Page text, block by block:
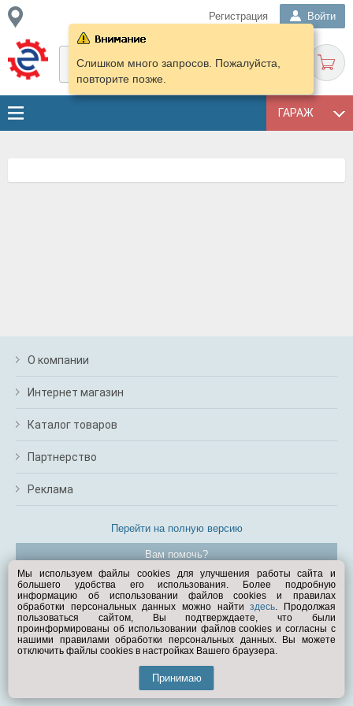
Регистрация Войти
ГАРАЖ
Слишком много запросов. Пожалуйста,
повторите позже.
О компании
Интернет магазин
Каталог товаров
Партнерство
Реклама
Перейти на полную версию
Вам помочь?
© Exist.ru 1998—2026
Мы используем файлы cookies для улучшения работы сайта и
большего удобства его использования. Более подробную
информацию об использовании файлов cookies и правилах
обработки персональных данных можно найтиздесь. Продолжая
пользоваться сайтом, Вы подтверждаете, что были
проинформированы об использовании файлов cookies и согласны с
нашими правилами обработки персональных данных. Вы можете
отключить файлы cookies в настройках Вашего браузера.
Принимаю